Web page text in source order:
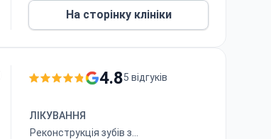
На сторінку клініки
4.85 відгуків
ЛІКУВАННЯ
Реконструкція зубів з